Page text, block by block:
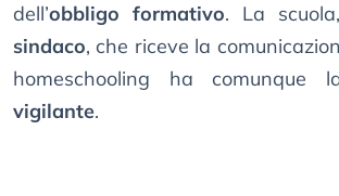
dell’obbligo formativo. La
sindaco, che riceve la
homeschooling ha comunque
vigilante.